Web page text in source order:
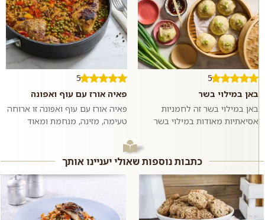
5
באן במילוי בשר
באן במילוי בשר זה לחמניות
אסיאתיות מאודות במילוי בשר
אם רוצים,...
5
פאיה אורז עם עוף ואפונה
פאיה אורז עם עוף ואפונה זו ארוחה
טעימה, מזינה, מנחמת ומאוד
סיר אחד ומגישים לארוחת ערב
רגיל...
כתבות נוספות שאולי יעניינו אותך